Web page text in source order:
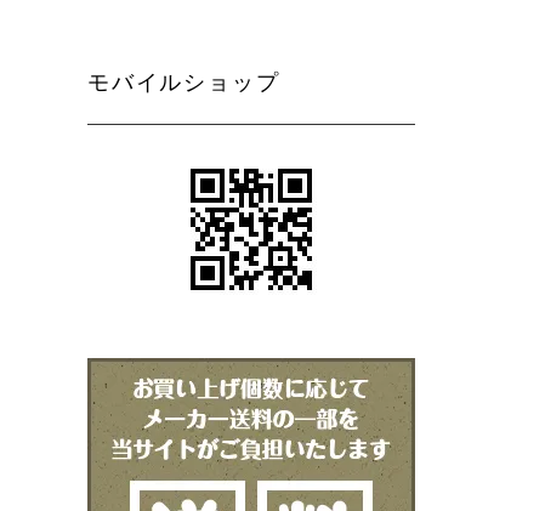
モバイルショップ